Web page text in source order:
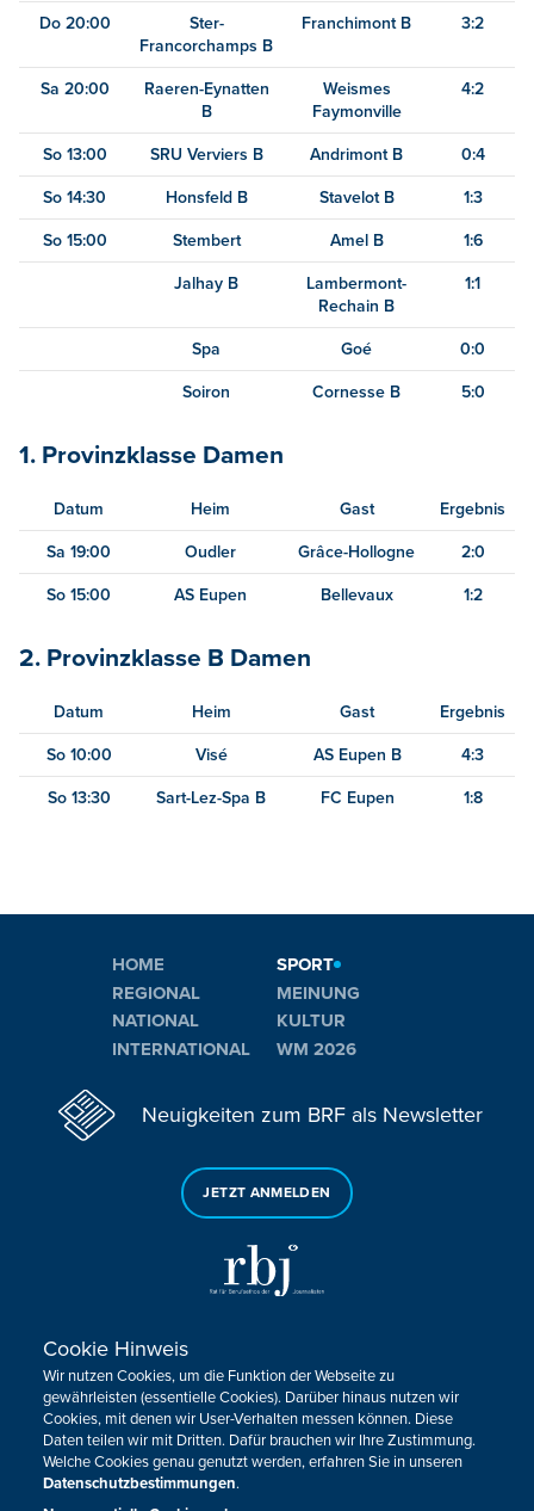
Do 20:00
Ster-
Francorchamps B
Franchimont B 3:2
Sa 20:00
Raeren-Eynatten
B
Weismes
Faymonville
4:2
So 13:00 SRU Verviers B Andrimont B 0:4
So 14:30 Honsfeld B Stavelot B 1:3
So 15:00 Stembert Amel B 1:6
Jalhay B
Lambermont-
Rechain B
1:1
Spa Goé 0:0
Soiron Cornesse B 5:0
1. Provinzklasse Damen
Datum Heim Gast Ergebnis
Sa 19:00 Oudler Grâce-Hollogne 2:0
So 15:00 AS Eupen Bellevaux 1:2
2. Provinzklasse B Damen
Datum Heim Gast Ergebnis
So 10:00 Visé AS Eupen B 4:3
So 13:30 Sart-Lez-Spa B FC Eupen 1:8
HOME
REGIONAL
NATIONAL
INTERNATIONAL
SPORT
MEINUNG
KULTUR
WM 2026
Neuigkeiten zum BRF als Newsletter
JETZT ANMELDEN
Sie haben noch Fragen oder Anmerkungen?
KONTAKTIEREN SIE UNS!
Impressum Datenschutz Kontakt
Barrierefreiheit
Cookie-Zustimmung anpassen
Cookie Hinweis
Wir nutzen Cookies, um die Funktion der Webseite zu
gewährleisten (essentielle Cookies). Darüber hinaus nutzen wir
Cookies, mit denen wir User-Verhalten messen können. Diese
Daten teilen wir mit Dritten. Dafür brauchen wir Ihre Zustimmung.
Welche Cookies genau genutzt werden, erfahren Sie in unseren
Datenschutzbestimmungen.